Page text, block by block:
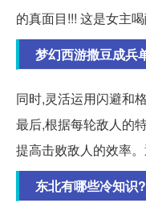
的真面目!!! 这是女主
梦幻西游撒豆成兵
同时,灵活运用闪避和
最后,根据每轮敌人的
提高击败敌人的效率
东北有哪些冷知识?